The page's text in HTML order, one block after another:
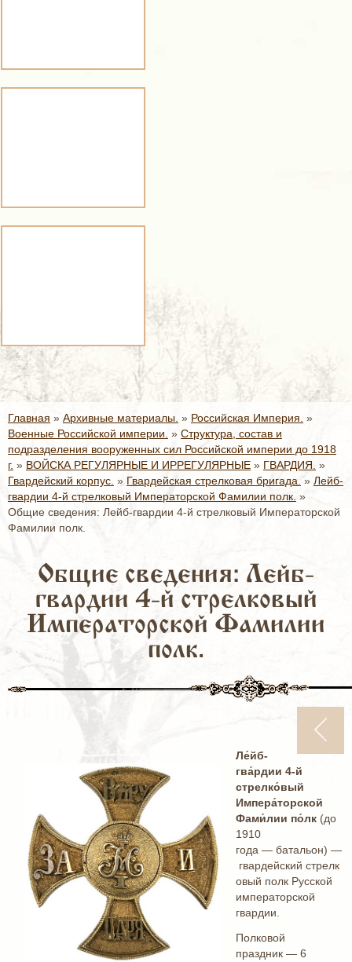
Главная » Архивные материалы. » Российская Империя. »
Военные Российской империи. » Структура, состав и
подразделения вооруженных сил Российской империи до 1918
г. » ВОЙСКА РЕГУЛЯРНЫЕ И ИРРЕГУЛЯРНЫЕ » ГВАРДИЯ. »
Гвардейский корпус. » Гвардейская стрелковая бригада. » Лейб-
гвардии 4-й стрелковый Императорской Фамилии полк. »
Общие сведения: Лейб-гвардии 4-й стрелковый Императорской
Фамилии полк.
Общие сведения: Лейб-
гвардии 4-й стрелковый
Императорской Фамилии
полк.
Ле́йб-
гва́рдии 4-й
стрелко́вый
Импера́торской
Фами́лии по́лк (до
1910
года — батальон) —
гвардейский стрелк
овый полк Русской
императорской
гвардии.
Полковой
праздник — 6